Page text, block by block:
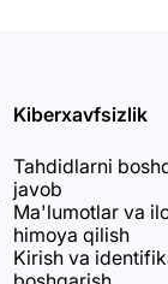
Kiberxavfsizlik
Tahdidlarni
javob
Ma'lumotlar va
himoya qilish
Kirish va